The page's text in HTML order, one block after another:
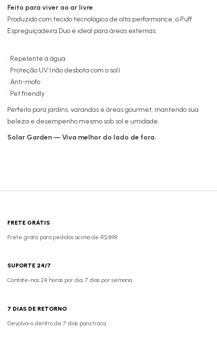
Feito para viver ao ar livre
Produzido com tecido tecnológico de alta performance, o Puff
Espreguiçadeira Duo é ideal para áreas externas:
• Repelente à água
• Proteção UV (não desbota com o sol)
• Anti-mofo
• Pet friendly
Perfeito para jardins, varandas e áreas gourmet, mantendo sua
beleza e desempenho mesmo sob sol e umidade.
Solar Garden — Viva melhor do lado de fora.
FRETE GRÁTIS
Frete grátis para pedidos acima de R$ 899.
SUPORTE 24/7
Contate-nos 24 horas por dia, 7 dias por semana.
7 DIAS DE RETORNO
Devolva-o dentro de 7 dias para troca.